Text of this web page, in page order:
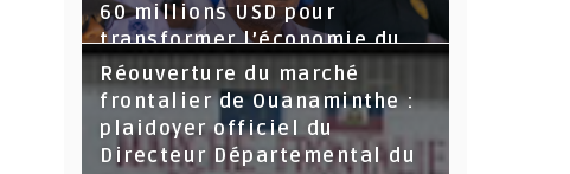
60 millions USD pour
transformer l’économie du
Nord-Est
Réouverture du marché
frontalier de Ouanaminthe :
plaidoyer officiel du
Directeur Départemental du